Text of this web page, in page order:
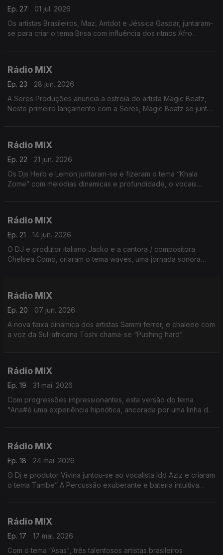
Ep. 27
01 jul. 2026
Os artistas Brasileiros, Maz, Antdot e Jéssica Gaspar, juntaram-
se para criar o tema Brisa com influência dos ritmos Afro
Rádio MIX
Ep. 23
28 jun. 2026
A Seres Produções anuncia a estreia do artista Magic Beatz,
Neste primeiro lançamento com a Seres, Magic Beatz se junta
Rádio MIX
Ep. 22
21 jun. 2026
Os Djs Herb e Lemon juntaram-se e fizeram o tema “Khala
Zome” com melodias dinamicas e profundidade, o vocais
Rádio MIX
Ep. 21
14 jun. 2026
O DJ e produtor italiano Jacko e a cantora / compositora
Chelsea Como, criaram o tema waves, uma jornada sonora
Rádio MIX
Ep. 20
07 jun. 2026
A nova faixa dinâmica dos artistas Sammi ferrer, e chaleee com
a voz da Sul-africana Toshi chama-se “Pushing hard”.
Rádio MIX
Ep. 19
31 mai. 2026
Com progressões impressionantes, esta versão do tema
"Ana#é uma experiência hipnótica, ancorada por uma linha de
Rádio MIX
Ep. 18
24 mai. 2026
O Dj e produtor Vivina juntou-se ao vocalista Idd Aziz e criaram
o tema Tambe” A Percussão exuberante e bateria intuitiva
Rádio MIX
Ep. 17
17 mai. 2026
Com o tema “Asas", três talentosos artistas brasileiros